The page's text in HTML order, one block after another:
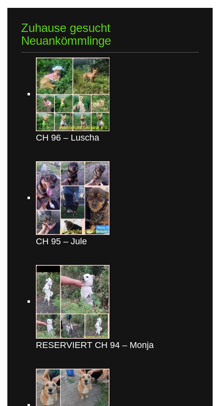
Zuhause gesucht
Neuankömmlinge
CH 96 – Luscha
CH 95 – Jule
RESERVIERT CH 94 – Monja